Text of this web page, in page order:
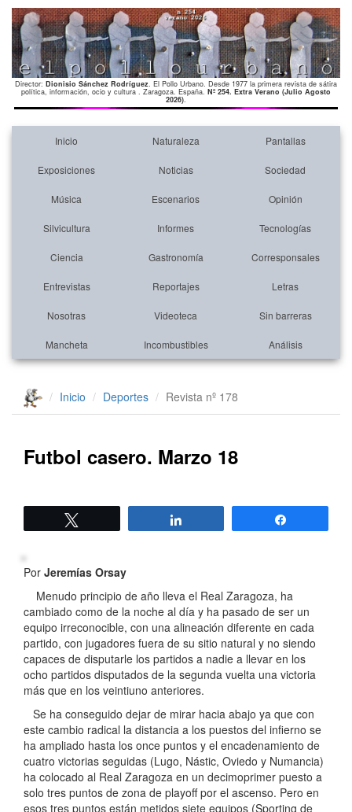
Director: Dionisio Sánchez Rodríguez. El Pollo Urbano. Desde 1977 la primera revista de sátira
política, información, ocio y cultura . Zaragoza. España. Nº 254. Extra Verano (Julio Agosto
2026).
Inicio Naturaleza Pantallas
Exposiciones Noticias Sociedad
Música Escenarios Opinión
Silvicultura Informes Tecnologías
Ciencia Gastronomía Corresponsales
Entrevistas Reportajes Letras
Nosotras Videoteca Sin barreras
Mancheta Incombustibles Análisis
Inicio Deportes Revista nº 178
Futbol casero. Marzo 18
Por Jeremías Orsay
Menudo principio de año lleva el Real Zaragoza, ha
cambiado como de la noche al día y ha pasado de ser un
equipo irreconocible, con una alineación diferente en cada
partido, con jugadores fuera de su sitio natural y no siendo
capaces de disputarle los partidos a nadie a llevar en los
ocho partidos disputados de la segunda vuelta una victoria
más que en los veintiuno anteriores.
Se ha conseguido dejar de mirar hacia abajo ya que con
este cambio radical la distancia a los puestos del infierno se
ha ampliado hasta los once puntos y el encadenamiento de
cuatro victorias seguidas (Lugo, Nástic, Oviedo y Numancia)
ha colocado al Real Zaragoza en un decimoprimer puesto a
solo tres puntos de zona de playoff por el ascenso. Pero en
esos tres puntos están metidos siete equipos (Sporting de